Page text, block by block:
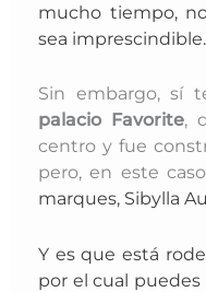
mucho tiempo,
sea imprescindible.
Sin embargo, sí
palacio Favorite,
centro y fue
pero, en este
marques, Sibylla
Y es que está
por el cual